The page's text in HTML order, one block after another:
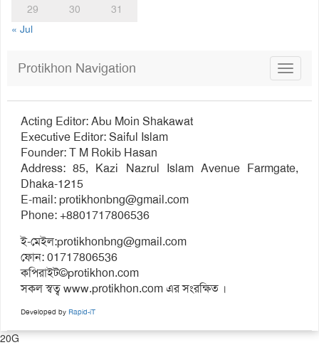
29
30
31
« Jul
Toggle
Protikhon Navigation
Acting Editor: Abu Moin Shakawat
Executive Editor: Saiful Islam
Founder: T M Rokib Hasan
Address: 85, Kazi Nazrul Islam Avenue Farmgate,
Dhaka-1215
E-mail:protikhonbng@gmail.com
Phone: +8801717806536
ই-মেইল:protikhonbng@gmail.com
ফোন: 01717806536
কপিরাইট©protikhon.com
সকল স্বত্ব www.protikhon.com এর সংরক্ষিত ।
Developed by Rapid-iT
20G